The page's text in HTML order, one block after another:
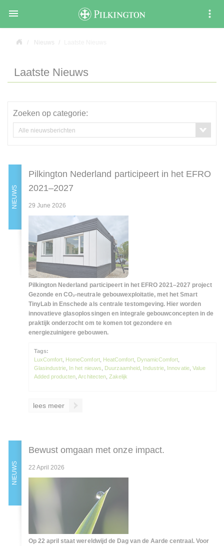

Nieuws
Laatste Nieuws
Zoeken op categorie:
Alle nieuwsberichten
NIEUWS
Pilkington Nederland participeert in het EFRO
2021–2027
29 June 2026
Pilkington Nederland participeert in het EFRO 2021–2027 project
Gezonde en CO₂-neutrale gebouwexploitatie, met het Smart
TinyLab in Enschede als centrale testomgeving. Hier worden
innovatieve glasoplossingen en integrale gebouwconcepten in de
praktijk onderzocht om te komen tot gezondere en
energiezuinigere gebouwen.
Tags:
LuxComfort HomeComfort, HeatComfort, DynamicComfort
Glasindustrie In het nieuws Duurzaamheid Industrie Innovatie, Value
Added producten ,Architecten, Zakelijk
lees meer
NIEUWS
Bewust omgaan met onze impact.
22 April 2026
Op 22 april staat wereldwijd de Dag van de Aarde centraal. Voor